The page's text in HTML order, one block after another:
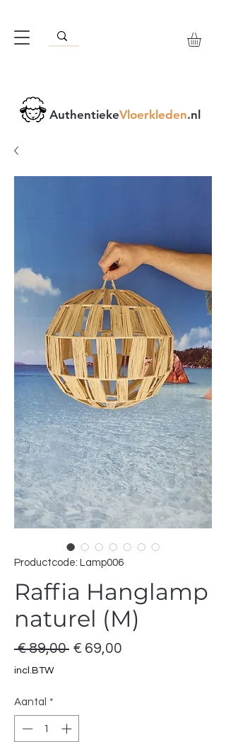
AuthentiekeVloerkleden.nl
Productcode: Lamp006
Raffia Hanglamp
naturel (M)
€ 89,00 Normale
€ 69,00
incl.BTW
Aantal *